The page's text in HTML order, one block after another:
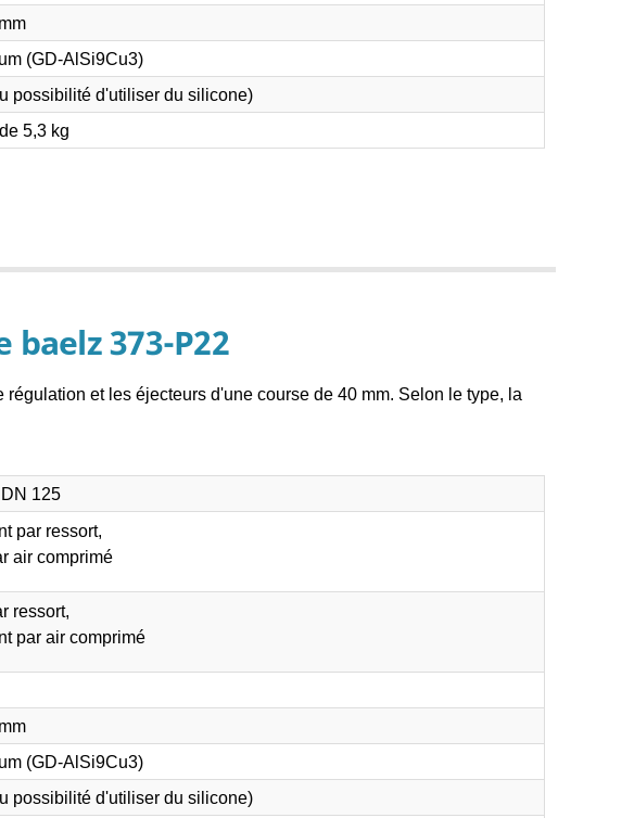
(GD-AlSi9Cu3)
possibilité d'utiliser du silicone)
5,3 kg
373-P22
et les éjecteurs d'une course de 40 mm. Selon le type, la
125
par ressort,
air comprimé
ressort,
par air comprimé
(GD-AlSi9Cu3)
possibilité d'utiliser du silicone)